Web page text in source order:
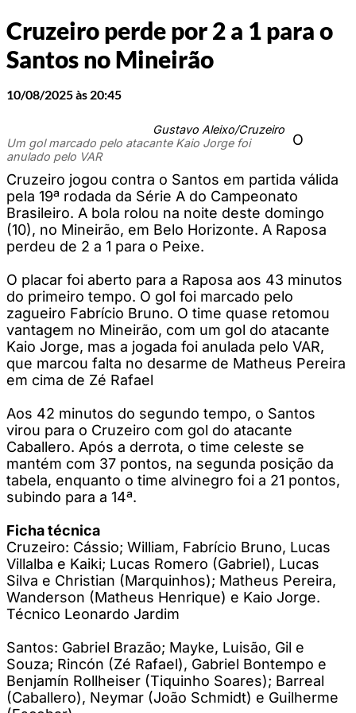
Cruzeiro perde por 2 a 1 para o
Santos no Mineirão
10/08/2025 às 20:45
Gustavo Aleixo/Cruzeiro
Um gol marcado pelo atacante Kaio Jorge foi
anulado pelo VAR
O
Cruzeiro jogou contra o Santos em partida válida
pela 19ª rodada da Série A do Campeonato
Brasileiro. A bola rolou na noite deste domingo
(10), no Mineirão, em Belo Horizonte. A Raposa
perdeu de 2 a 1 para o Peixe.
O placar foi aberto para a Raposa aos 43 minutos
do primeiro tempo. O gol foi marcado pelo
zagueiro Fabrício Bruno. O time quase retomou
vantagem no Mineirão, com um gol do atacante
Kaio Jorge, mas a jogada foi anulada pelo VAR,
que marcou falta no desarme de Matheus Pereira
em cima de Zé Rafael
Aos 42 minutos do segundo tempo, o Santos
virou para o Cruzeiro com gol do atacante
Caballero. Após a derrota, o time celeste se
mantém com 37 pontos, na segunda posição da
tabela, enquanto o time alvinegro foi a 21 pontos,
subindo para a 14ª.
Ficha técnica
Cruzeiro: Cássio; William, Fabrício Bruno, Lucas
Villalba e Kaiki; Lucas Romero (Gabriel), Lucas
Silva e Christian (Marquinhos); Matheus Pereira,
Wanderson (Matheus Henrique) e Kaio Jorge.
Técnico Leonardo Jardim
Santos: Gabriel Brazão; Mayke, Luisão, Gil e
Souza; Rincón (Zé Rafael), Gabriel Bontempo e
Benjamín Rollheiser (Tiquinho Soares); Barreal
(Caballero), Neymar (João Schmidt) e Guilherme